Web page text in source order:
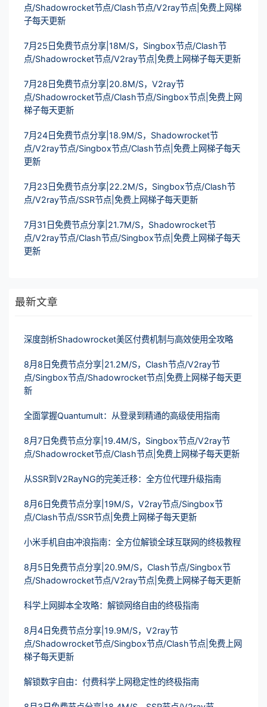
点/Shadowrocket节点/Clash节点/V2ray节点|免费上网梯
子每天更新
7月25日免费节点分享|18M/S，Singbox节点/Clash节
点/Shadowrocket节点/V2ray节点|免费上网梯子每天更新
7月28日免费节点分享|20.8M/S，V2ray节
点/Shadowrocket节点/Clash节点/Singbox节点|免费上网
梯子每天更新
7月24日免费节点分享|18.9M/S，Shadowrocket节
点/V2ray节点/Singbox节点/Clash节点|免费上网梯子每天
更新
7月23日免费节点分享|22.2M/S，Singbox节点/Clash节
点/V2ray节点/SSR节点|免费上网梯子每天更新
7月31日免费节点分享|21.7M/S，Shadowrocket节
点/V2ray节点/Clash节点/Singbox节点|免费上网梯子每天
更新
最新文章
深度剖析Shadowrocket美区付费机制与高效使用全攻略
8月8日免费节点分享|21.2M/S，Clash节点/V2ray节
点/Singbox节点/Shadowrocket节点|免费上网梯子每天更
新
全面掌握Quantumult：从登录到精通的高级使用指南
8月7日免费节点分享|19.4M/S，Singbox节点/V2ray节
点/Shadowrocket节点/Clash节点|免费上网梯子每天更新
从SSR到V2RayNG的完美迁移：全方位代理升级指南
8月6日免费节点分享|19M/S，V2ray节点/Singbox节
点/Clash节点/SSR节点|免费上网梯子每天更新
小米手机自由冲浪指南：全方位解锁全球互联网的终极教程
8月5日免费节点分享|20.9M/S，Clash节点/Singbox节
点/Shadowrocket节点/V2ray节点|免费上网梯子每天更新
科学上网脚本全攻略：解锁网络自由的终极指南
8月4日免费节点分享|19.9M/S，V2ray节
点/Shadowrocket节点/Singbox节点/Clash节点|免费上网
梯子每天更新
解锁数字自由：付费科学上网稳定性的终极指南